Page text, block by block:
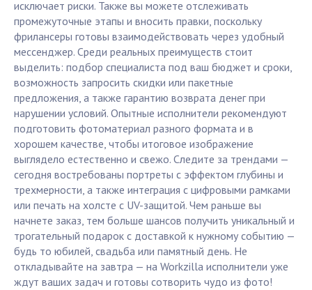
исключает риски. Также вы можете отслеживать
промежуточные этапы и вносить правки, поскольку
фрилансеры готовы взаимодействовать через удобный
мессенджер. Среди реальных преимуществ стоит
выделить: подбор специалиста под ваш бюджет и сроки,
возможность запросить скидки или пакетные
предложения, а также гарантию возврата денег при
нарушении условий. Опытные исполнители рекомендуют
подготовить фотоматериал разного формата и в
хорошем качестве, чтобы итоговое изображение
выглядело естественно и свежо. Следите за трендами —
сегодня востребованы портреты с эффектом глубины и
трехмерности, а также интеграция с цифровыми рамками
или печать на холсте с UV-защитой. Чем раньше вы
начнете заказ, тем больше шансов получить уникальный и
трогательный подарок с доставкой к нужному событию —
будь то юбилей, свадьба или памятный день. Не
откладывайте на завтра — на Workzilla исполнители уже
ждут ваших задач и готовы сотворить чудо из фото!